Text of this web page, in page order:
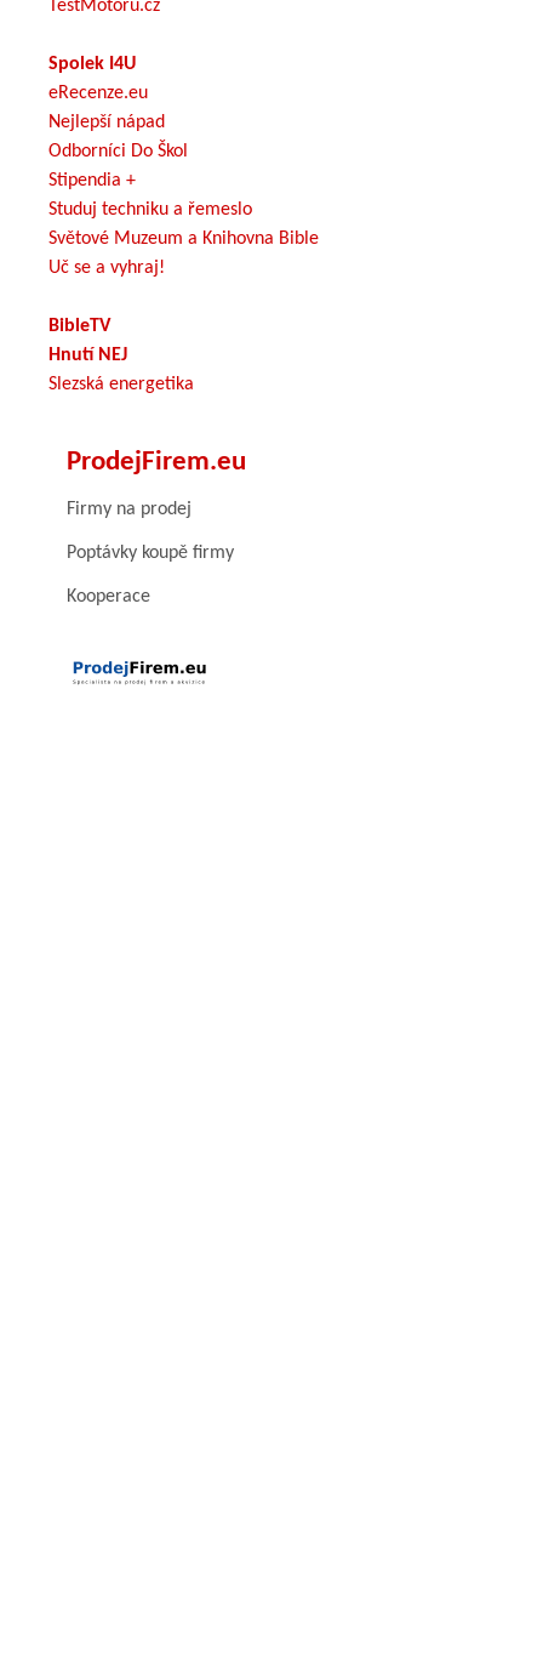
TestMotoru.cz
Spolek I4U
eRecenze.eu
Nejlepší nápad
Odborníci Do Škol
Stipendia +
Studuj techniku a řemeslo
Světové Muzeum a Knihovna Bible
Uč se a vyhraj!
BibleTV
Hnutí NEJ
Slezská energetika
ProdejFirem.eu
Firmy na prodej
Poptávky koupě firmy
Kooperace